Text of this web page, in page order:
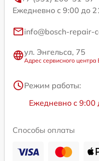
Ежедневно с 9:00 до
info@bosch-repair-
ул. Энгельса, 75
Адрес сервисного центра
Режим работы:
Ежедневно с 9:00
Способы оплаты